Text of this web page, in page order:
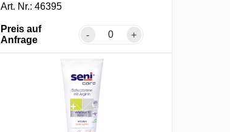
Art. Nr.: 46395
Preis auf
Anfrage
- +